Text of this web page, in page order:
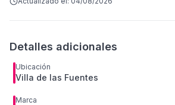
Detalles adicionales
Ubicación
Villa de las Fuentes
Marca